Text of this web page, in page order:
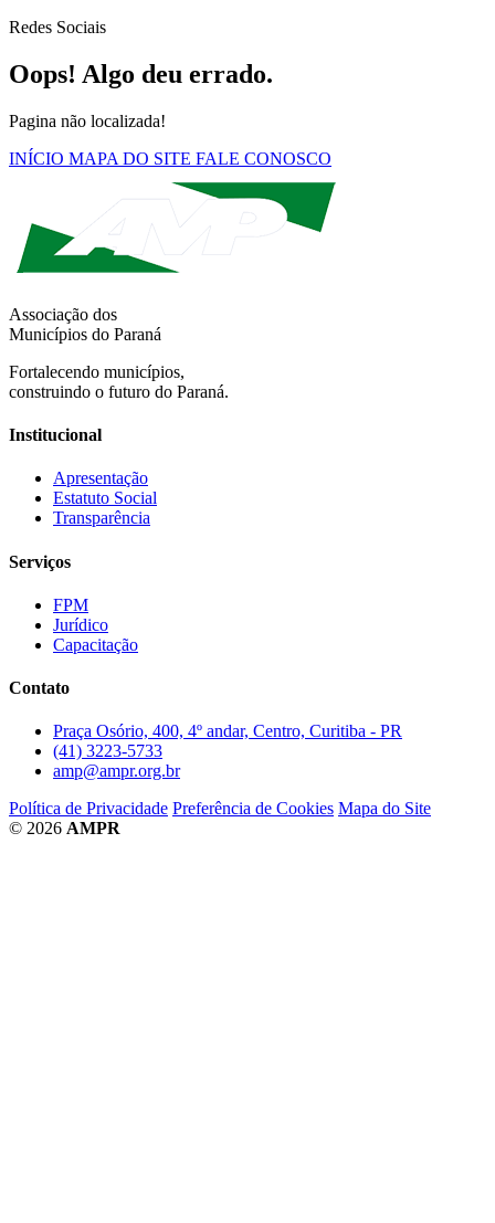
Redes Sociais
Oops! Algo deu errado.
Pagina não localizada!
INÍCIO MAPA DO SITE FALE CONOSCO
Associação dos
Municípios do Paraná
Fortalecendo municípios,
construindo o futuro do Paraná.
Institucional
Apresentação
Estatuto Social
Transparência
Serviços
FPM
Jurídico
Capacitação
Contato
Praça Osório, 400, 4º andar, Centro, Curitiba - PR
(41) 3223-5733
amp@ampr.org.br
Política de Privacidade Preferência de Cookies Mapa do Site
© 2026 AMPR